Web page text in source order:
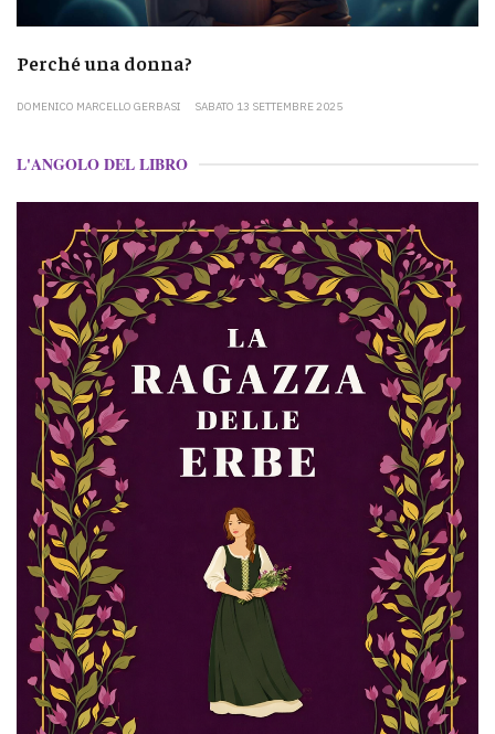
Perché una donna?
DOMENICO MARCELLO GERBASI SABATO 13 SETTEMBRE 2025
L'ANGOLO DEL LIBRO